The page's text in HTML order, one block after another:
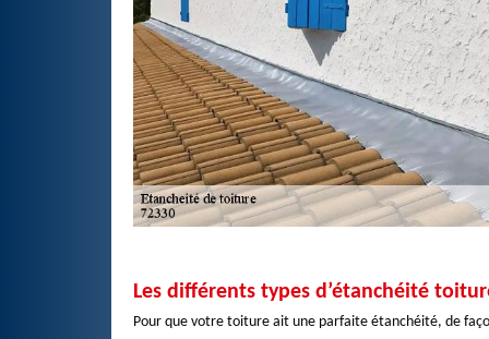
Les différents types d’étanchéité
Pour que votre toiture ait une parfaite étanchéité, de